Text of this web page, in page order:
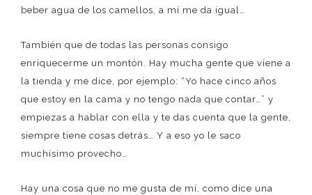
beber agua de los camellos, a mí me da igual…
También que de todas las personas consigo
enriquecerme un montón. Hay mucha gente que viene a
la tienda y me dice, por ejemplo: “Yo hace cinco años
que estoy en la cama y no tengo nada que contar…” y
empiezas a hablar con ella y te das cuenta que la gente,
siempre tiene cosas detrás… Y a eso yo le saco
muchísimo provecho…
Hay una cosa que no me gusta de mí, como dice una